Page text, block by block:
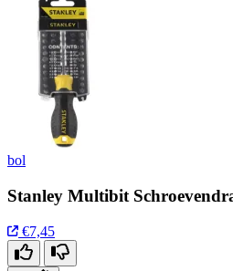
bol
Stanley Multibit
€7,45